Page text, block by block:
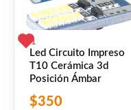
1
Led Circuito Impreso
T10 Cerámica 3d
Posición Ámbar
$350